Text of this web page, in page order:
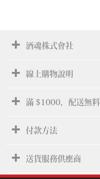
酒魂株式會社
線上購物說明
滿 $1000，配送無料
付款方法
送貨服務供應商